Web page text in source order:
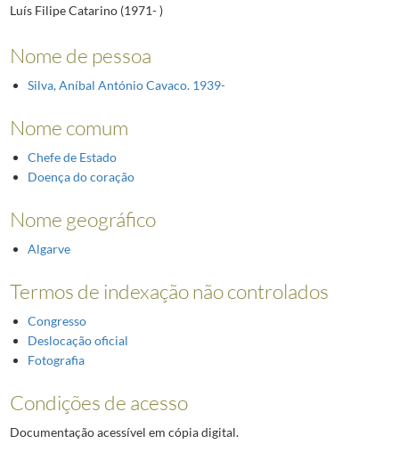
Luís Filipe Catarino (1971- )
Nome de pessoa
Silva, Aníbal António Cavaco. 1939-
Nome comum
Chefe de Estado
Doença do coração
Nome geográfico
Algarve
Termos de indexação não controlados
Congresso
Deslocação oficial
Fotografia
Condições de acesso
Documentação acessível em cópia digital.